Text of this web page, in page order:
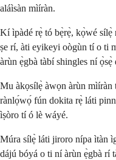
aláìsàn mìíràn.
Kí ìpàdé rẹ̀ tó bẹ̀rẹ̀, kọ̀wé
ṣe rí, àti eyikeyi oògùn tí o ti
àrùn ẹ̀gbà tàbí shingles ní ọ̀sẹ̀
Mu àkọsílẹ̀ àwọn àrùn
rànlọ́wọ́ fún dokita rẹ̀ láti
ìṣòro tí ó lè wáyé.
Múra sílẹ̀ láti jiroro nípa ìtàn
dájú bóyá o ti ní àrùn ẹ̀gbà rí